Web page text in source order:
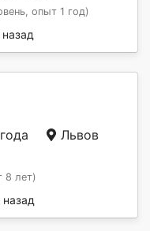
опыт 1 год)
Львов
8 лет)
назад